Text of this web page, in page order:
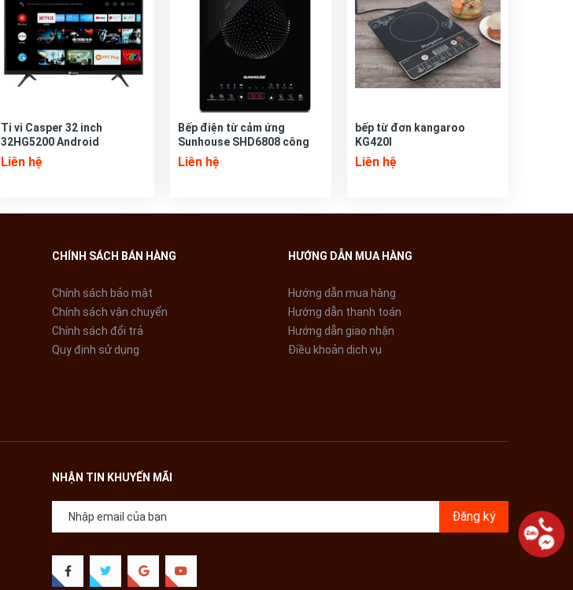
Ti vi Casper 32 inch
32HG5200 Android
Liên hệ
Bếp điện từ cảm ứng
Sunhouse SHD6808 công
suất 2000W
Liên hệ
bếp từ đơn kangaroo
KG420I
Liên hệ
CHÍNH SÁCH BÁN HÀNG
Chính sách bảo mật
Chính sách vận chuyển
Chính sách đổi trả
Quy định sử dụng
HƯỚNG DẪN MUA HÀNG
Hướng dẫn mua hàng
Hướng dẫn thanh toán
Hướng dẫn giao nhận
Điều khoản dịch vụ
NHẬN TIN KHUYẾN MÃI
Đăng ký